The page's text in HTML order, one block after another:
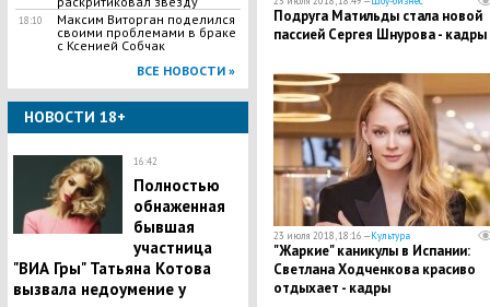
18:10
​Максим Виторган поделился
своими проблемами в браке
с Ксенией Собчак
ВСЕ НОВОСТИ »
НОВОСТИ 18+
16:42
Полностью
обнаженная
бывшая
участница
"ВИА Гры" Татьяна Котова
вызвала недоумение у
Подруга Матильды стала новой
пассией Сергея Шнурова - кадры
23 июля 2018, 18:16 —Культура
​"Жаркие" каникулы в Испании:
Светлана Ходченкова красиво
отдыхает - кадры